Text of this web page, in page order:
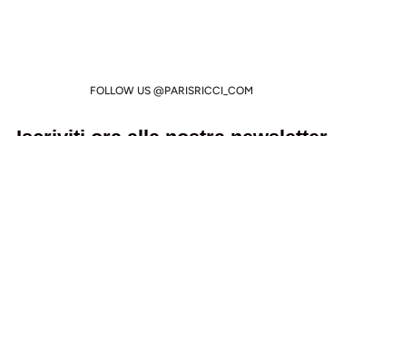
FOLLOW US @PARISRICCI_COM
Iscriviti ora alla nostra newsletter